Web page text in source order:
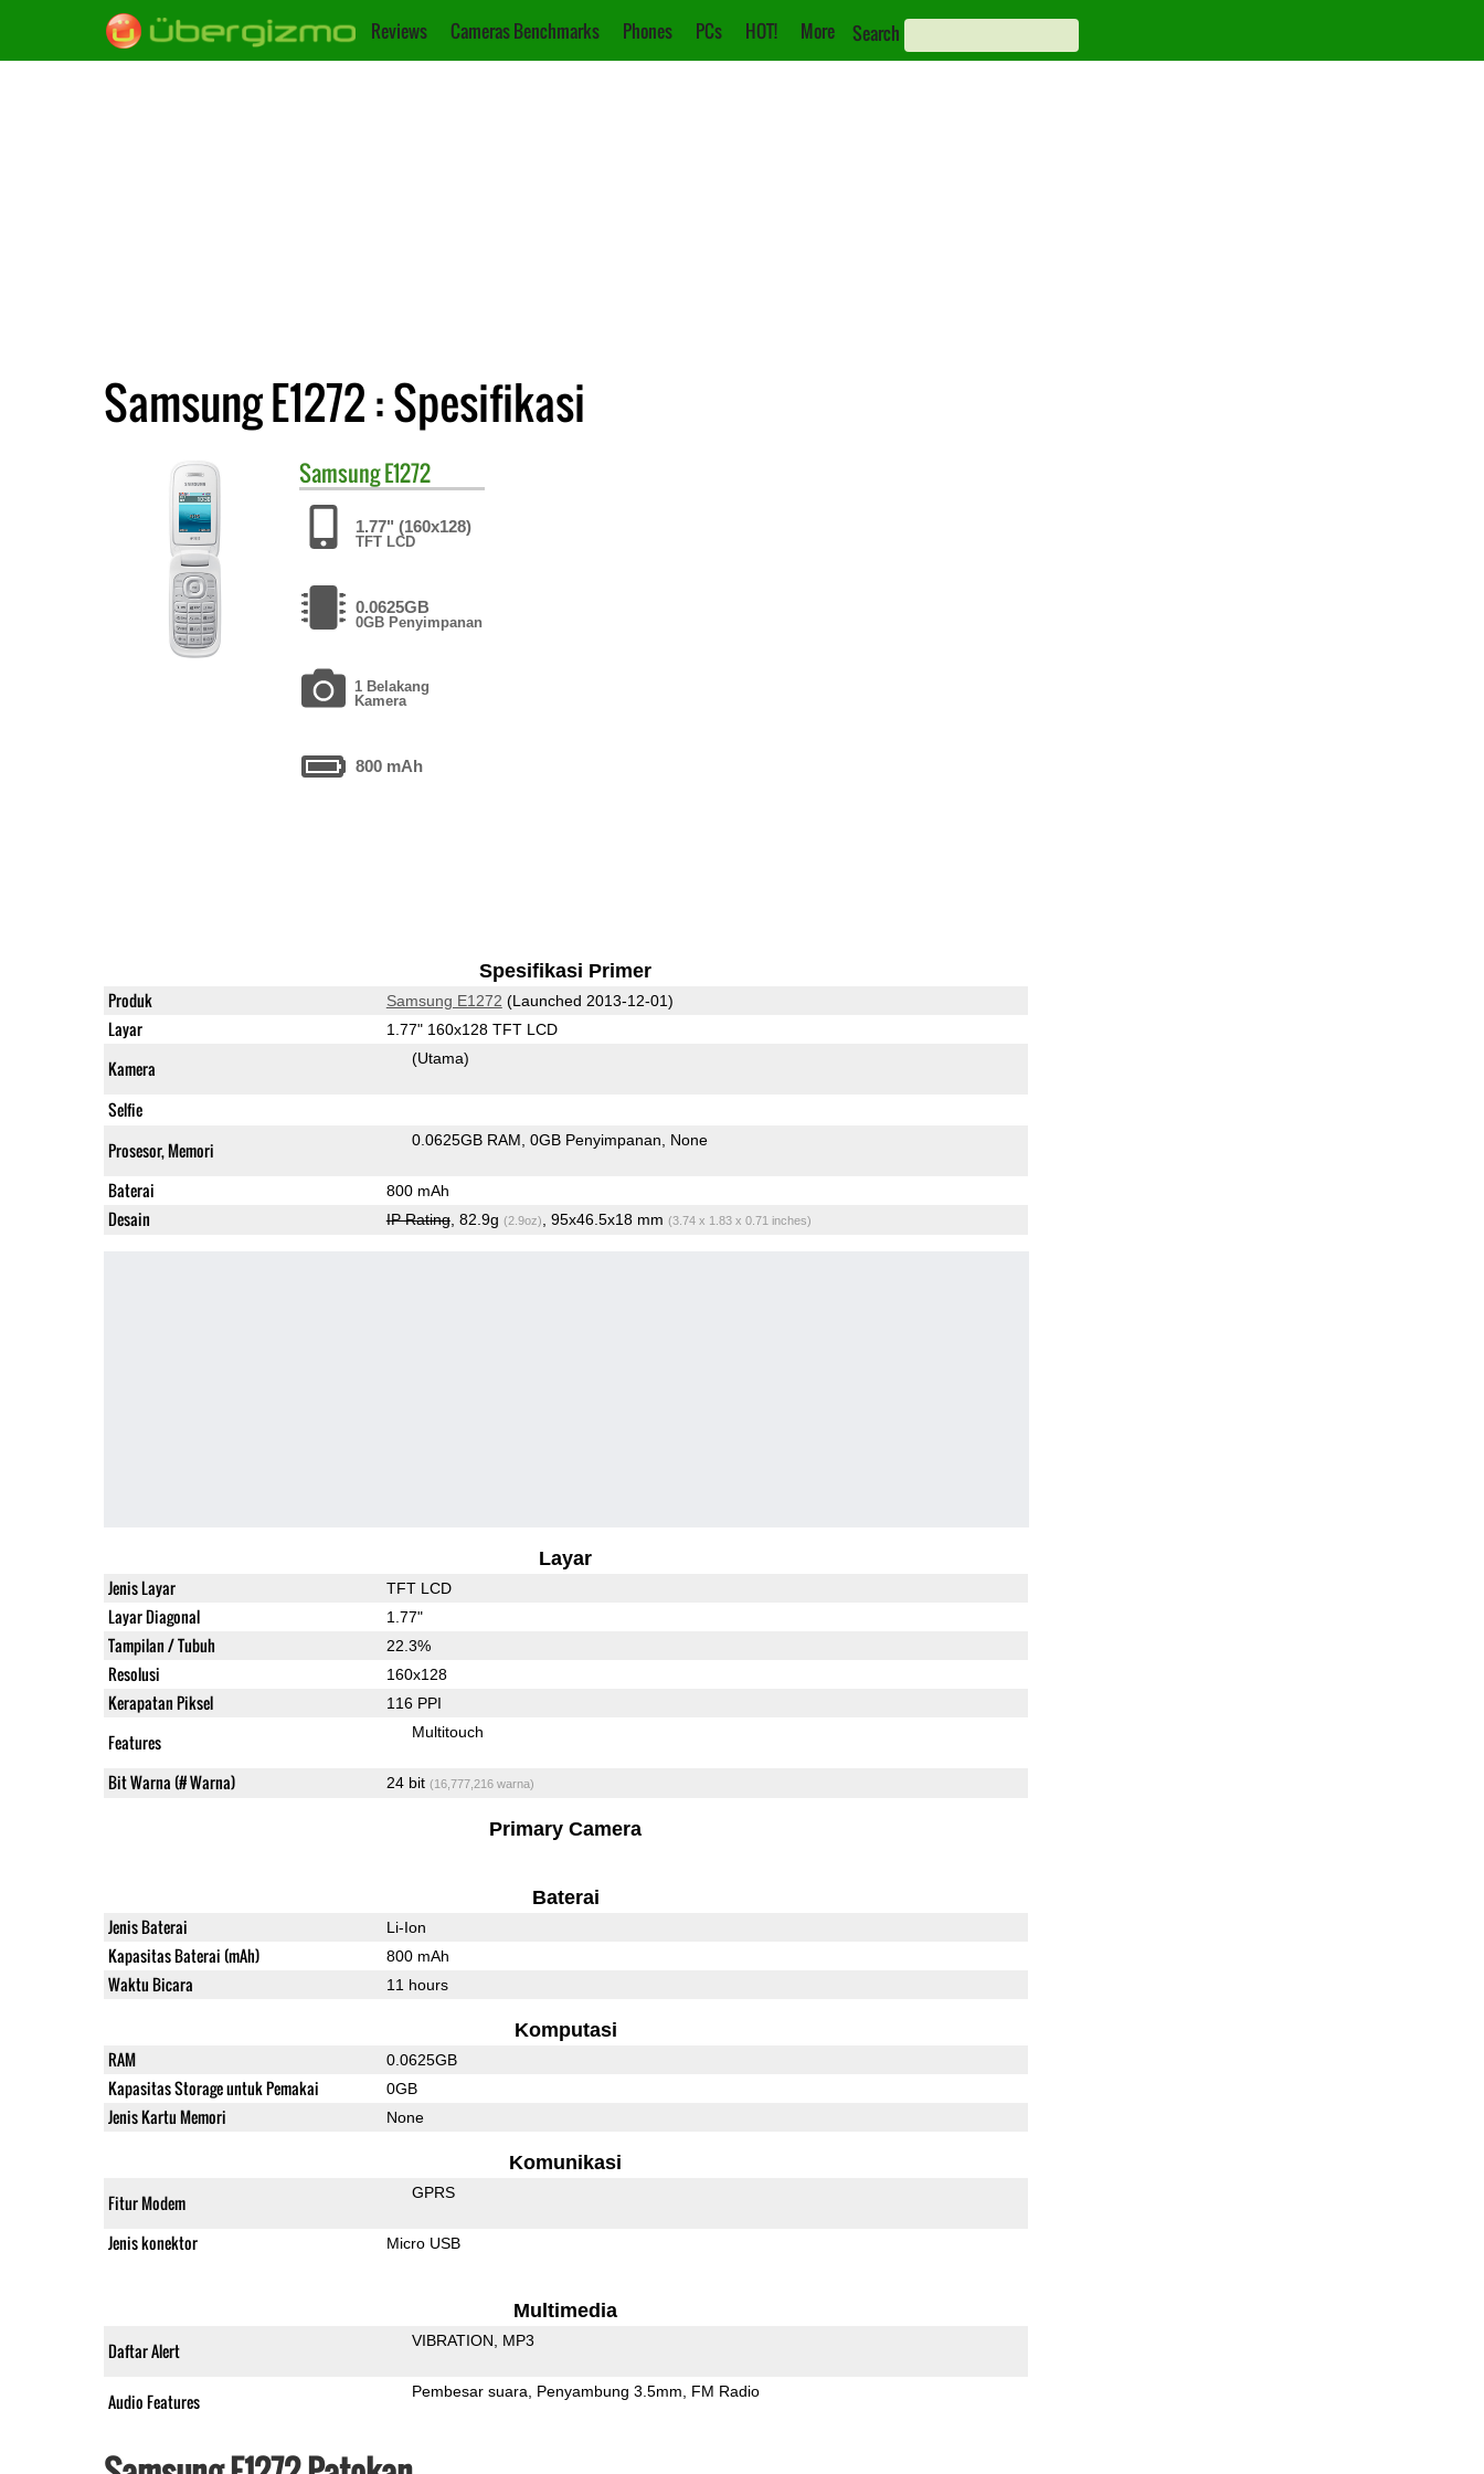
Reviews Cameras Benchmarks Phones PCs HOT! More Search
Samsung E1272 : Spesifikasi
SamsungE1272
1.77" (160x128)
TFT LCD
0.0625GB
0GB Penyimpanan
1 Belakang
Kamera
800 mAh
Spesifikasi Primer
Produk Samsung E1272 (Launched 2013-12-01)
Layar 1.77" 160x128 TFT LCD
Kamera (Utama)
Selfie
Prosesor, Memori
0.0625GB RAM 0GB Penyimpanan None
Baterai 800 mAh
Desain IP Rating, 82.9g (2.9oz) , 95x46.5x18 mm (3.74 x 1.83 x 0.71 inches)
Layar
Jenis Layar TFT LCD
Layar Diagonal 1.77"
Tampilan / Tubuh 22.3%
Resolusi 160x128
Kerapatan Piksel 116 PPI
Features Multitouch
Bit Warna (# Warna) 24 bit (16,777,216 warna)
Primary Camera
Baterai
Jenis Baterai Li-Ion
Kapasitas Baterai (mAh) 800 mAh
Waktu Bicara 11 hours
Komputasi
RAM 0.0625GB
Kapasitas Storage untuk Pemakai 0GB
Jenis Kartu Memori None
Komunikasi
Fitur Modem GPRS
Jenis konektor Micro USB
Multimedia
Daftar Alert VIBRATION MP3
Audio Features Pembesar suara Penyambung 3.5mm FM Radio